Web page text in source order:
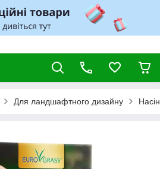
Для ландшафтного дизайну